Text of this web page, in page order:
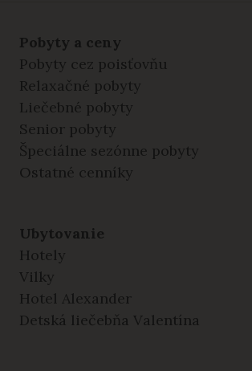
Pobyty a ceny
Pobyty cez poisťovňu
Relaxačné pobyty
Liečebné pobyty
Senior pobyty
Špeciálne sezónne pobyty
Ostatné cenníky
Ubytovanie
Hotely
Vilky
Hotel Alexander
Detská liečebňa Valentína